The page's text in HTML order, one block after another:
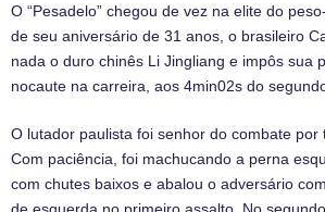
O “Pesadelo” chegou de vez na elite do
de seu aniversário de 31 anos, o brasileiro
nada o duro chinês Li Jingliang e impôs sua
nocaute na carreira, aos 4min02s do
O lutador paulista foi senhor do combate por
Com paciência, foi machucando a perna
com chutes baixos e abalou o adversário
de esquerda no primeiro assalto. No